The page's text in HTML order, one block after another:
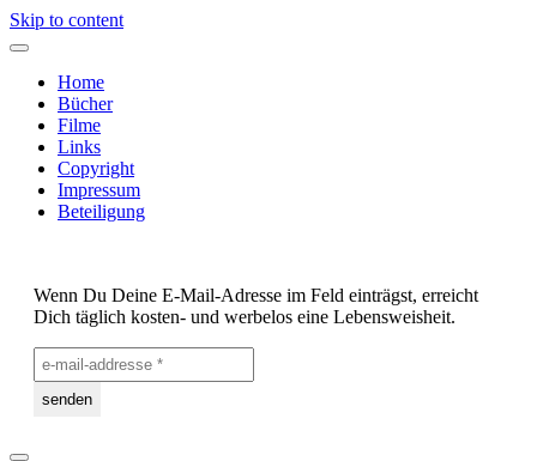
Skip to content
Home
Bücher
Filme
Links
Copyright
Impressum
Beteiligung
Wenn Du Deine E-Mail-Adresse im Feld einträgst, erreicht
Dich täglich kosten- und werbelos eine Lebensweisheit.